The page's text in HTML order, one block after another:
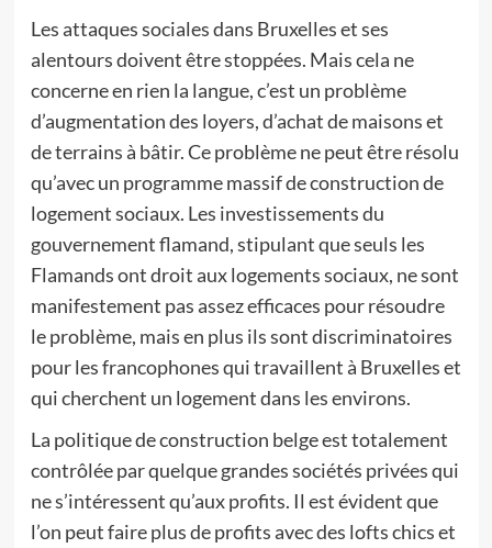
Les attaques sociales dans Bruxelles et ses
alentours doivent être stoppées. Mais cela ne
concerne en rien la langue, c’est un problème
d’augmentation des loyers, d’achat de maisons et
de terrains à bâtir. Ce problème ne peut être résolu
qu’avec un programme massif de construction de
logement sociaux. Les investissements du
gouvernement flamand, stipulant que seuls les
Flamands ont droit aux logements sociaux, ne sont
manifestement pas assez efficaces pour résoudre
le problème, mais en plus ils sont discriminatoires
pour les francophones qui travaillent à Bruxelles et
qui cherchent un logement dans les environs.
La politique de construction belge est totalement
contrôlée par quelque grandes sociétés privées qui
ne s’intéressent qu’aux profits. Il est évident que
l’on peut faire plus de profits avec des lofts chics et